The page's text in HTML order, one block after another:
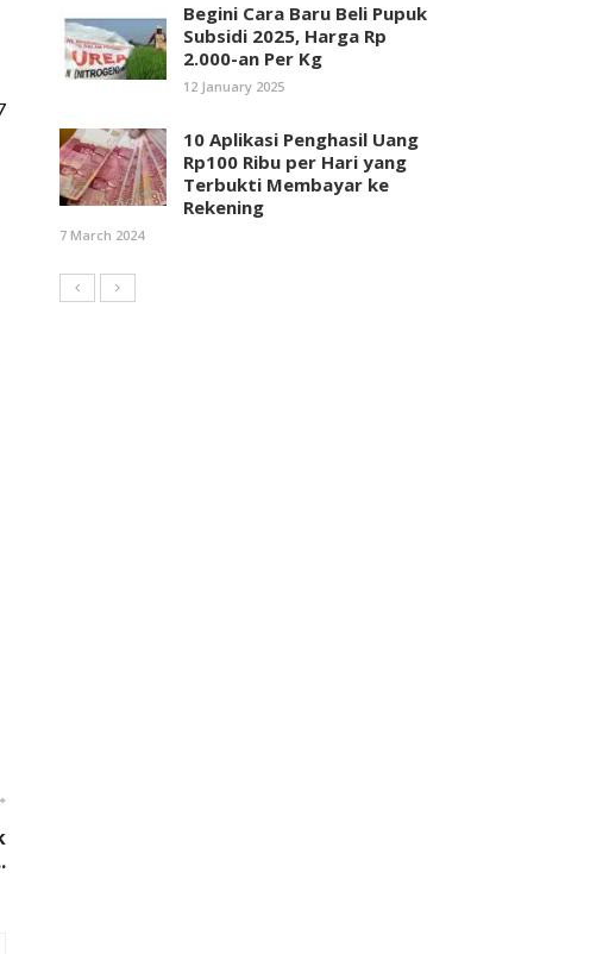
Begini Cara Baru Beli Pupuk
Subsidi 2025, Harga Rp
2.000-an Per Kg
12 January 2025
10 Aplikasi Penghasil Uang
Rp100 Ribu per Hari yang
Terbukti Membayar ke
Rekening
7 March 2024